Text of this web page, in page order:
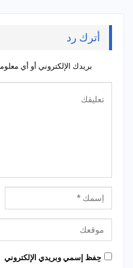
أترك رد
بريدك الإلكتروني أو أي
حِفظ إسمي وبريدي الإلكتروني